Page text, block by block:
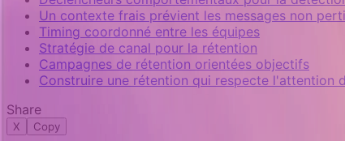
Un contexte frais prévient les messages non
Timing coordonné entre les équipes
Stratégie de canal pour la rétention
Campagnes de rétention orientées objectifs
Construire une rétention qui respecte l'attention
Share
X Copy